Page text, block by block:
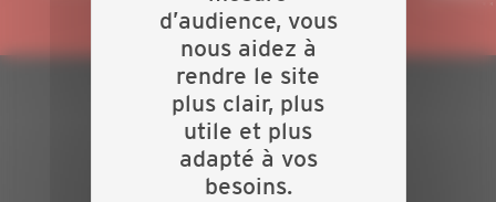
PLAN DU SITE
Actualités
Evénements
d’audience, vous
nous aidez à
rendre le site
plus clair, plus
utile et plus
adapté à vos
besoins.